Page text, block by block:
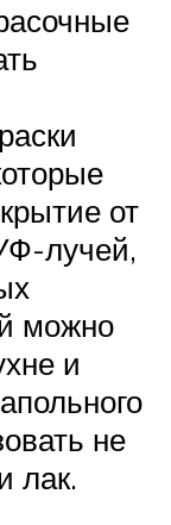
от
лучей,
можно
и
не
лак.